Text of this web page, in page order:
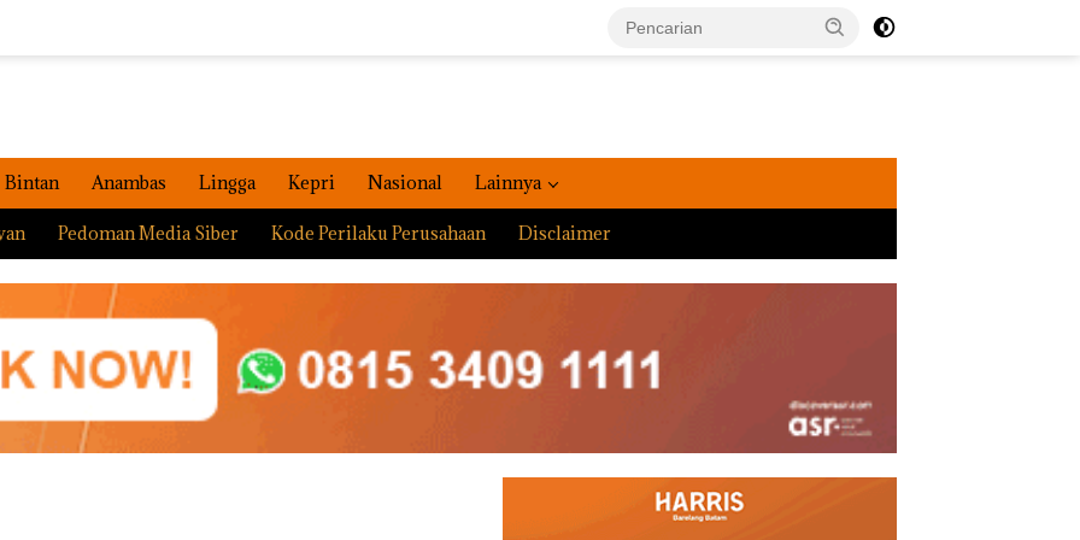
Bintan Anambas Lingga Kepri Nasional Lainnya
Pedoman Media Siber Kode Perilaku Perusahaan Disclaimer